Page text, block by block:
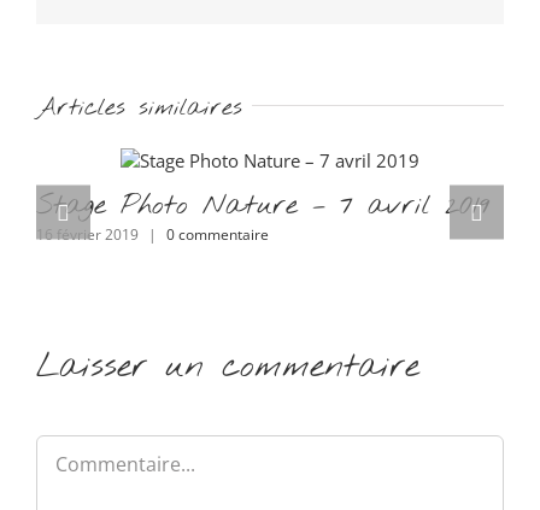
Articles similaires
Stage Photo Nature – 7 avril 2019
16 février 2019 | 0 commentaire
Laisser un commentaire
Commentaire